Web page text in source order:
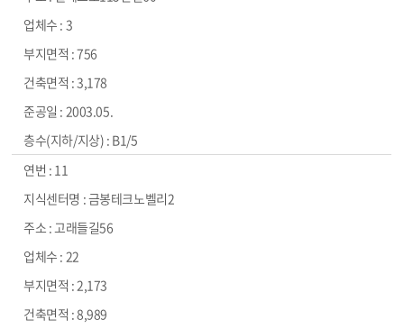
3
756
3,178
2003.05.
B1/5
11
금봉테크노벨리2
고래들길56
22
2,173
8,989